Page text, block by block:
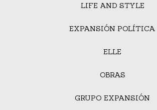
LIFE AND STYLE
EXPANSIÓN POLÍTICA
ELLE
OBRAS
GRUPO EXPANSIÓN